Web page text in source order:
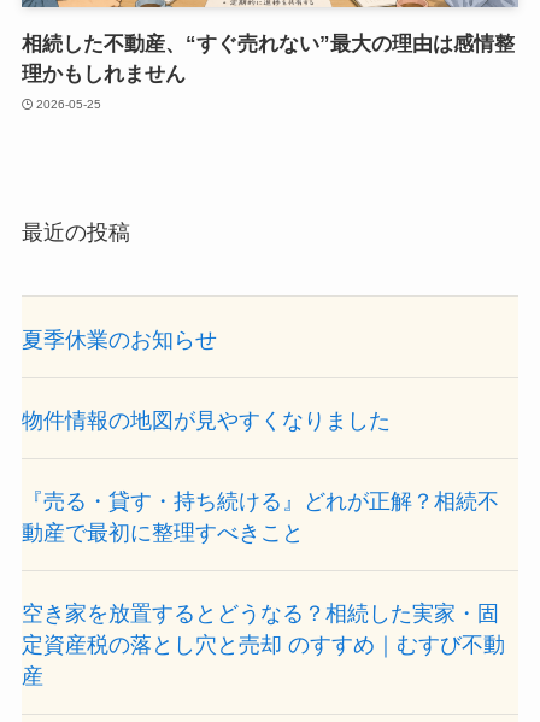
相続した不動産、“すぐ売れない”最大の理由は感情整
理かもしれません
2026-05-25
最近の投稿
夏季休業のお知らせ
物件情報の地図が見やすくなりました
『売る・貸す・持ち続ける』どれが正解？相続不
動産で最初に整理すべきこと
空き家を放置するとどうなる？相続した実家・固
定資産税の落とし穴と売却 のすすめ｜むすび不動
産